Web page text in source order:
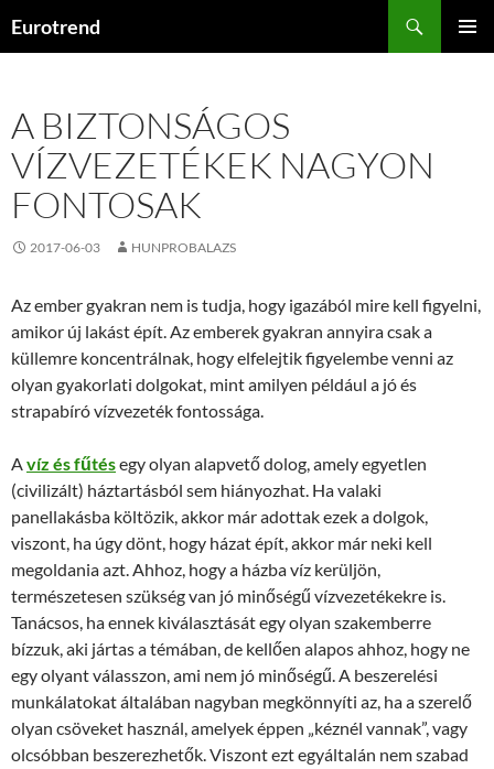
Eurotrend
A BIZTONSÁGOS
VÍZVEZETÉKEK NAGYON
FONTOSAK
2017-06-03 HUNPROBALAZS
Az ember gyakran nem is tudja, hogy igazából mire kell figyelni,
amikor új lakást épít. Az emberek gyakran annyira csak a
küllemre koncentrálnak, hogy elfelejtik figyelembe venni az
olyan gyakorlati dolgokat, mint amilyen például a jó és
strapabíró vízvezeték fontossága.
Avíz és fűtésegy olyan alapvető dolog, amely egyetlen
(civilizált) háztartásból sem hiányozhat. Ha valaki
panellakásba költözik, akkor már adottak ezek a dolgok,
viszont, ha úgy dönt, hogy házat épít, akkor már neki kell
megoldania azt. Ahhoz, hogy a házba víz kerüljön,
természetesen szükség van jó minőségű vízvezetékekre is.
Tanácsos, ha ennek kiválasztását egy olyan szakemberre
bízzuk, aki jártas a témában, de kellően alapos ahhoz, hogy ne
egy olyant válasszon, ami nem jó minőségű. A beszerelési
munkálatokat általában nagyban megkönnyíti az, ha a szerelő
olyan csöveket használ, amelyek éppen „kéznél vannak”, vagy
olcsóbban beszerezhetők. Viszont ezt egyáltalán nem szabad